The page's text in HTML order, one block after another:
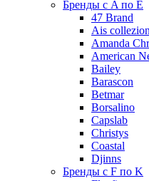
Бренды с A по E
47 Brand
Ais
Amanda
American
Bailey
Barascon
Betmar
Borsalino
Capslab
Christys
Coastal
Djinns
Бренды с F по K